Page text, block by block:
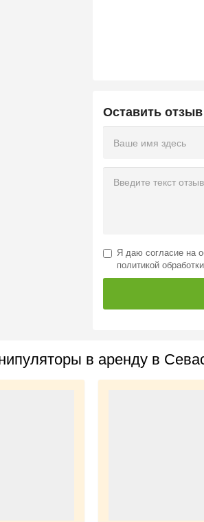
Оставить отзыв
Я даю согласие на
политикой
в аренду в